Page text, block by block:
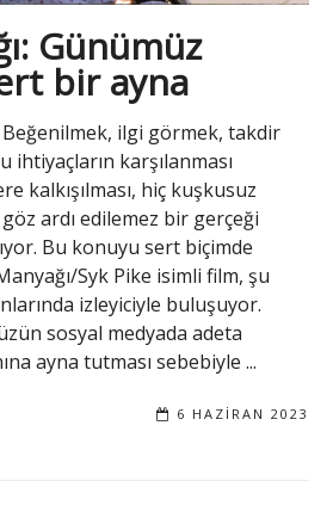
Günümüz
bir ayna
ilgi görmek, takdir
ihtiyaçların karşılanması
kalkışılması, hiç kuşkusuz
ardı edilemez bir gerçeği
Bu konuyu sert biçimde
Syk Pike isimli film, şu
izleyiciyle buluşuyor.
sosyal medyada adeta
ayna tutması sebebiyle ...
6 HAZIRAN 2023